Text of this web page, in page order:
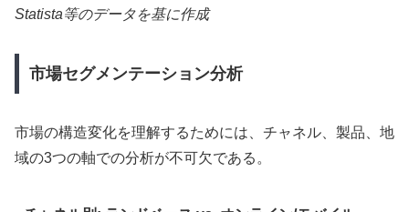
Statista等のデータを基に作成
市場セグメンテーション分析
市場の構造変化を理解するためには、チャネル、製品、地
域の3つの軸での分析が不可欠である。